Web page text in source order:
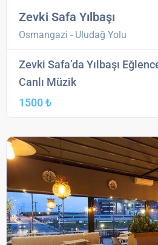
Zevki Safa Yılbaşı
Osmangazi - Uludağ Yolu
Zevki Safa’da Yılbaşı
Canlı Müzik
1500 ₺